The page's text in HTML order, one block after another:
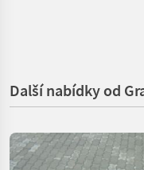
Další nabídky od